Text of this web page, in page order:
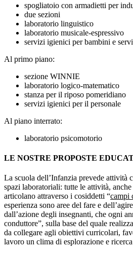
spogliatoio con armadietti per
due sezioni
laboratorio linguistico
laboratorio musicale-espressivo
servizi igienici per bambini e
Al primo piano:
sezione WINNIE
laboratorio logico-matematico
stanza per il riposo pomeridiano
servizi igienici per il personale
Al piano interrato:
laboratorio psicomotorio
LE NOSTRE PROPOSTE
La scuola dell’Infanzia prevede attività
spazi laboratoriali: tutte le attività,
articolano attraverso i cosiddetti “campi
esperienza sono aree del fare e
dall’azione degli insegnanti, che ogni
conduttore”, sulla base del quale
da collegare agli obiettivi curricolari,
lavoro un clima di esplorazione e ricerca